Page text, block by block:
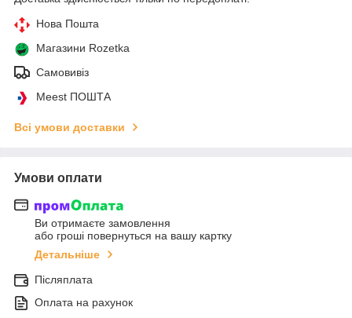
Нова Пошта
Магазини Rozetka
Самовивіз
Meest ПОШТА
Всі умови доставки
Умови оплати
Ви отримаєте замовлення
або гроші повернуться на вашу картку
Детальніше
Післяплата
Оплата на рахунок